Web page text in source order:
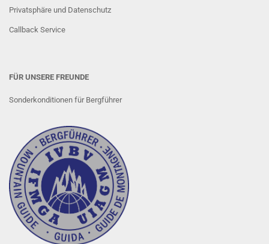
Privatsphäre und Datenschutz
Callback Service
FÜR UNSERE FREUNDE
Sonderkonditionen für Bergführer